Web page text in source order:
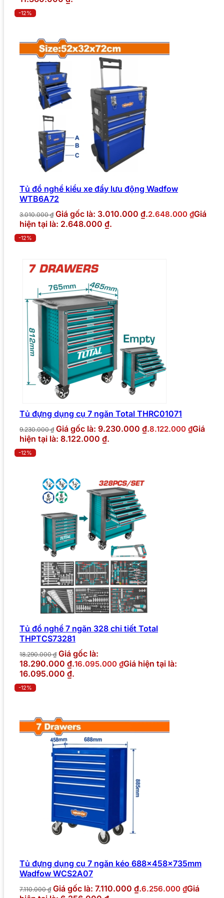
-12%
Tủ đồ nghề kiểu xe đẩy lưu động Wadfow
WTB6A72
3.010.000₫ Giá gốc là: 3.010.000 ₫.2.648.000 ₫Giá
hiện tại là: 2.648.000 ₫.
-12%
Tủ đựng dụng cụ 7 ngăn Total THRC01071
9.230.000₫ Giá gốc là: 9.230.000 ₫.8.122.000 ₫Giá
hiện tại là: 8.122.000 ₫.
-12%
Tủ đồ nghề 7 ngăn 328 chi tiết Total
THPTCS73281
18.290.000₫ Giá gốc là:
18.290.000 ₫.16.095.000 ₫Giá hiện tại là:
16.095.000 ₫.
-12%
Tủ đựng dụng cụ 7 ngăn kéo 688x458x735mm
Wadfow WCS2A07
7.110.000₫ Giá gốc là: 7.110.000 ₫.6.256.000 ₫Giá